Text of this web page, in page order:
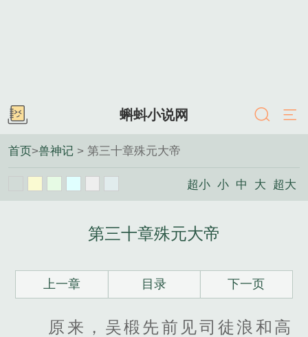
蝌蚪小说网
首页>兽神记 > 第三十章殊元大帝
超小 小 中 大 超大
第三十章殊元大帝
上一章 目录 下一页
原来，吴椴先前见司徒浪和高